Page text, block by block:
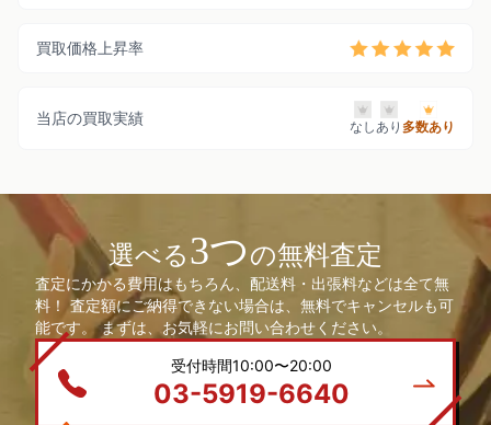
買取価格上昇率
当店の買取実績 なしあり 多数あり
選べる3つの無料査定
査定にかかる費用はもちろん、配送料・出張料などは全て無
料！ 査定額にご納得できない場合は、無料でキャンセルも可
能です。 まずは、お気軽にお問い合わせください。
受付時間10:00〜20:00
03-5919-6640